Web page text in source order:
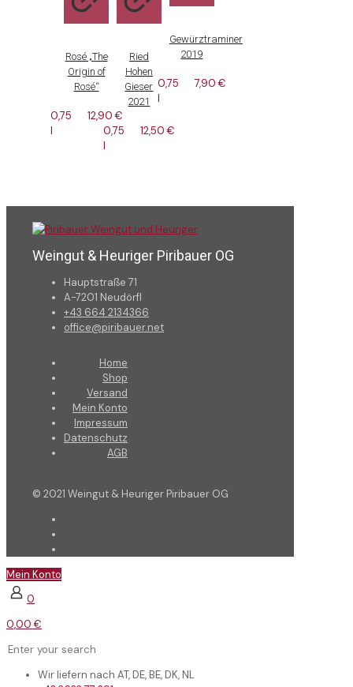
Rosé „The
Origin of
Rosé“
0,75
l
12,90€
Ried
Hohen
Gieser
2021
0,75
l
12,50€
Gewürztraminer
2019
0,75
l
7,90€
Weingut & Heuriger Piribauer OG
Hauptstraße 71
A-7201 Neudörfl
+43 664 2134366
office@piribauer.net
Home
Shop
Versand
Mein Konto
Impressum
Datenschutz
AGB
© 2021 Weingut & Heuriger Piribauer OG
Mein Konto
0
0,00 €
Wir liefern nach AT, DE, BE, DK, NL